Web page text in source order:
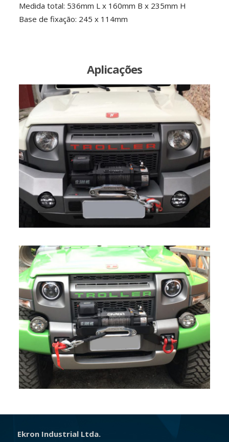
Medida total: 536mm L x 160mm B x 235mm H
Base de fixação: 245 x 114mm
Aplicações
Ekron Industrial Ltda.